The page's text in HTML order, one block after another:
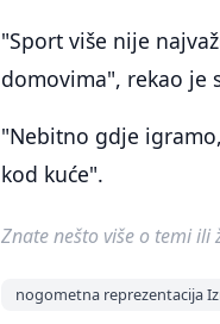
"Sport više nije
domovima", rekao je
"Nebitno gdje
kod kuće".
Znate nešto više o temi
nogometna reprezentacija